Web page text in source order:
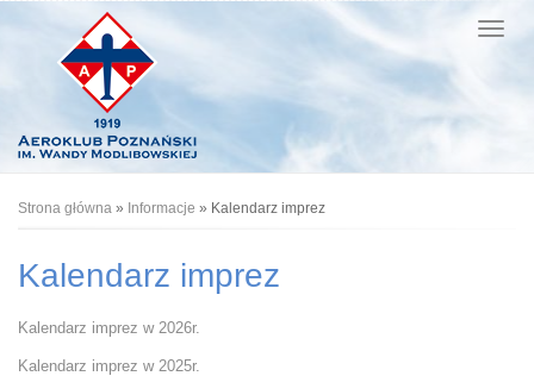
Jesteś tutaj
Strona główna » Informacje » Kalendarz imprez
Kalendarz imprez
Kalendarz imprez w 2026r.
Kalendarz imprez w 2025r.